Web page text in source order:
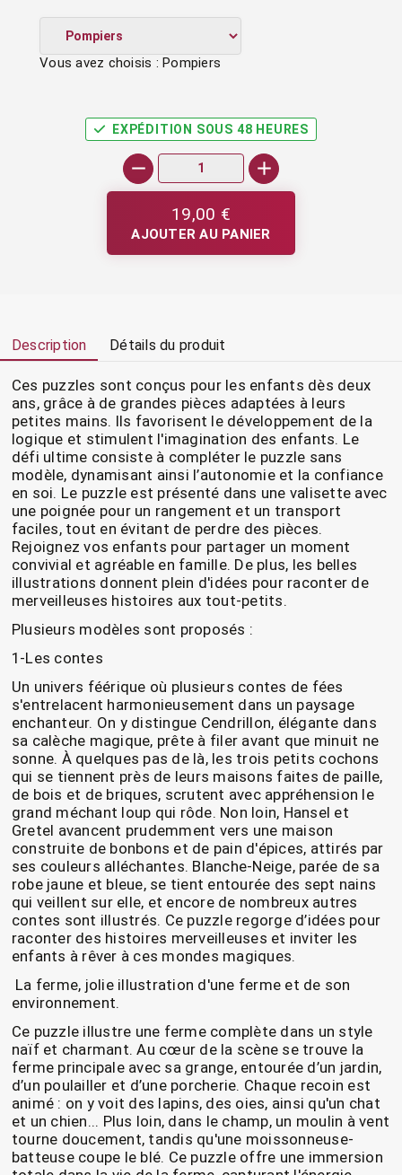
Vous avez choisis : Pompiers
EXPÉDITION SOUS 48 HEURES
19,00 €
AJOUTER AU PANIER
Description Détails du produit
Ces puzzles sont conçus pour les enfants dès deux
ans, grâce à de grandes pièces adaptées à leurs
petites mains. Ils favorisent le développement de la
logique et stimulent l'imagination des enfants. Le
défi ultime consiste à compléter le puzzle sans
modèle, dynamisant ainsi l’autonomie et la confiance
en soi. Le puzzle est présenté dans une valisette avec
une poignée pour un rangement et un transport
faciles, tout en évitant de perdre des pièces.
Rejoignez vos enfants pour partager un moment
convivial et agréable en famille. De plus, les belles
illustrations donnent plein d'idées pour raconter de
merveilleuses histoires aux tout-petits.
Plusieurs modèles sont proposés :
1-Les contes
Un univers féérique où plusieurs contes de fées
s'entrelacent harmonieusement dans un paysage
enchanteur. On y distingue Cendrillon, élégante dans
sa calèche magique, prête à filer avant que minuit ne
sonne. À quelques pas de là, les trois petits cochons
qui se tiennent près de leurs maisons faites de paille,
de bois et de briques, scrutent avec appréhension le
grand méchant loup qui rôde. Non loin, Hansel et
Gretel avancent prudemment vers une maison
construite de bonbons et de pain d'épices, attirés par
ses couleurs alléchantes. Blanche-Neige, parée de sa
robe jaune et bleue, se tient entourée des sept nains
qui veillent sur elle, et encore de nombreux autres
contes sont illustrés. Ce puzzle regorge d’idées pour
raconter des histoires merveilleuses et inviter les
enfants à rêver à ces mondes magiques.
La ferme, jolie illustration d'une ferme et de son
environnement.
Ce puzzle illustre une ferme complète dans un style
naïf et charmant. Au cœur de la scène se trouve la
ferme principale avec sa grange, entourée d’un jardin,
d’un poulailler et d’une porcherie. Chaque recoin est
animé : on y voit des lapins, des oies, ainsi qu'un chat
et un chien... Plus loin, dans le champ, un moulin à vent
tourne doucement, tandis qu'une moissonneuse-
batteuse coupe le blé. Ce puzzle offre une immersion